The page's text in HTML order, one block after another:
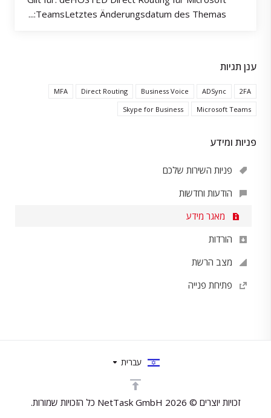
ענן תגיות
2FA
ADSync
Business Voice
Direct Routing
MFA
Microsoft Teams
Skype for Business
פניות ומידע
פניות השירות שלכם
הודעות וחדשות
מאגר מידע
הורדות
מצב הרשת
פתיחת פנייה
TeamsLetztes Änderungsdatum des Themas:...
זכויות יוצרים © 2026 NetTask GmbH כל הזכויות שמורות.
עברית